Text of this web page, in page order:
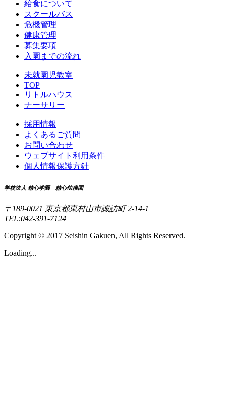
給食について
スクールバス
危機管理
健康管理
募集要項
入園までの流れ
未就園児教室
TOP
リトルハウス
ナーサリー
採用情報
よくあるご質問
お問い合わせ
ウェブサイト利用条件
個人情報保護方針
学校法人 精心学園 精心幼稚園
〒189-0021 東京都東村山市諏訪町 2-14-1
TEL:042-391-7124
Copyright © 2017 Seishin Gakuen, All Rights Reserved.
Loading...